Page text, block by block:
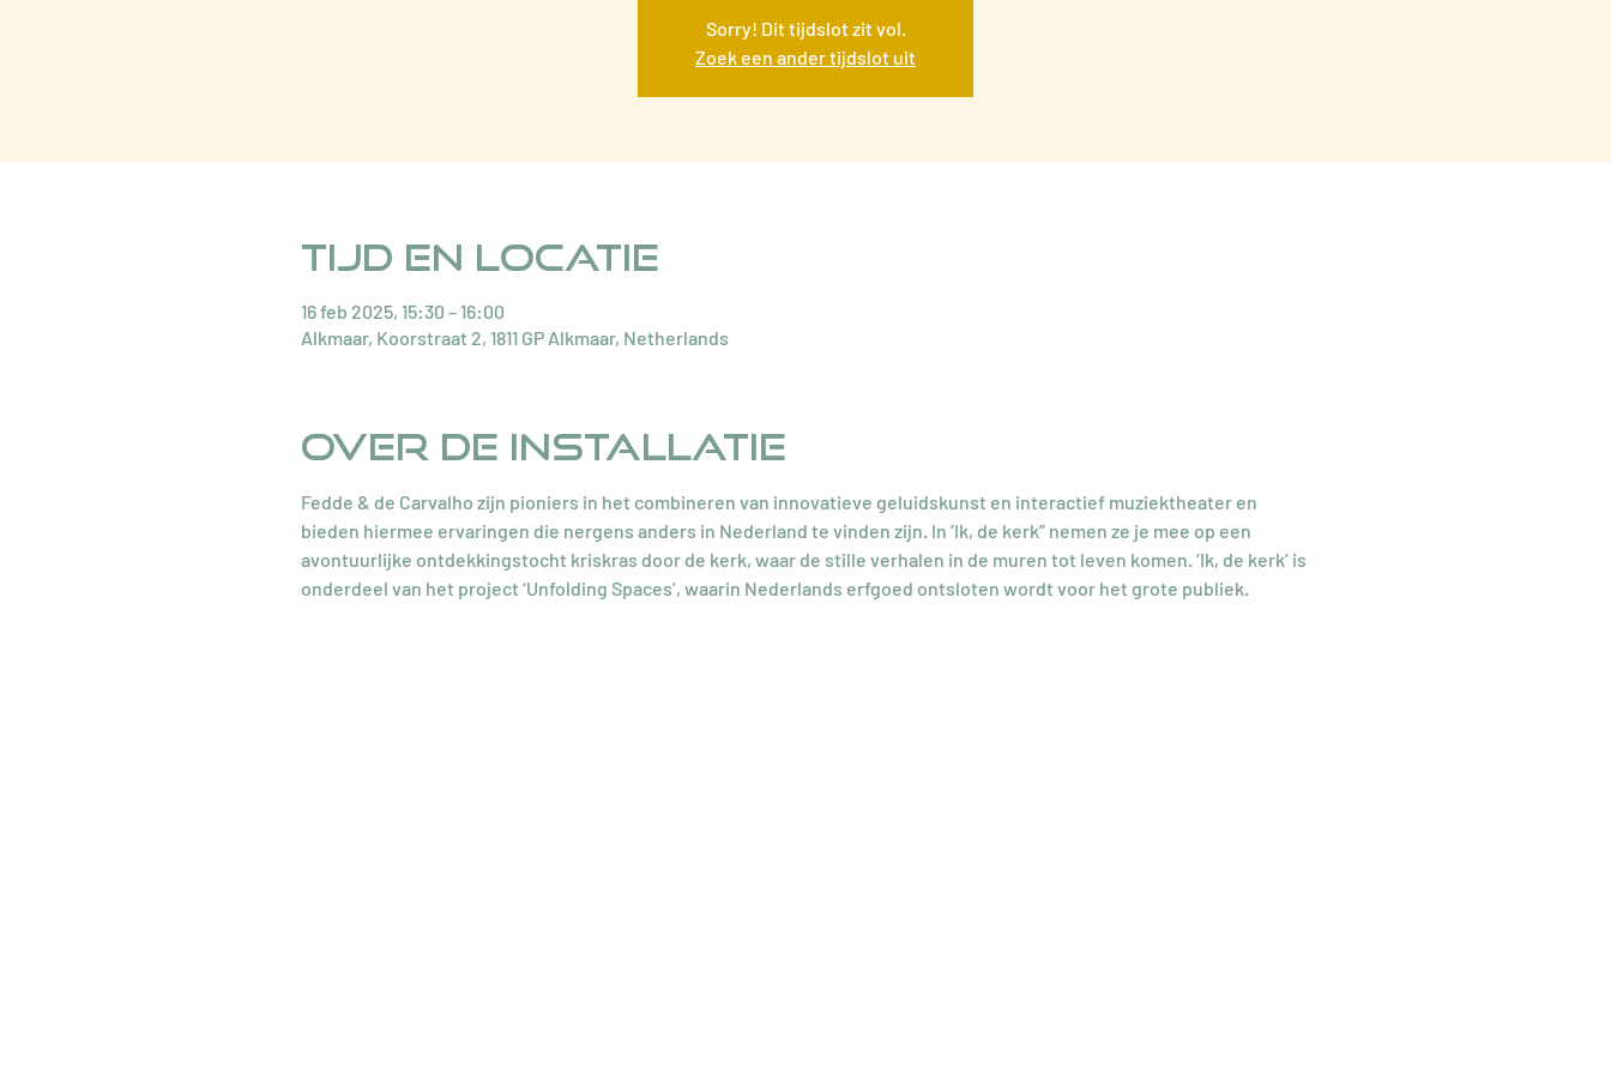
Sorry! Dit tijdslot zit vol.
Zoek een ander tijdslot uit
Tijd en locatie
16 feb 2025, 15:30 – 16:00
Alkmaar, Koorstraat 2, 1811 GP Alkmaar, Netherlands
Over de installatie
Fedde & de Carvalho zijn pioniers in het combineren van innovatieve geluidskunst en interactief muziektheater en
bieden hiermee ervaringen die nergens anders in Nederland te vinden zijn. In ‘Ik, de kerk” nemen ze je mee op een
avontuurlijke ontdekkingstocht kriskras door de kerk, waar de stille verhalen in de muren tot leven komen. ‘Ik, de kerk’ is
onderdeel van het project ‘Unfolding Spaces’, waarin Nederlands erfgoed ontsloten wordt voor het grote publiek.